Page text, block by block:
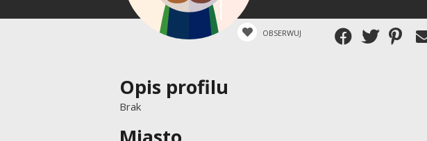
OBSERWUJ
Opis profilu
Brak